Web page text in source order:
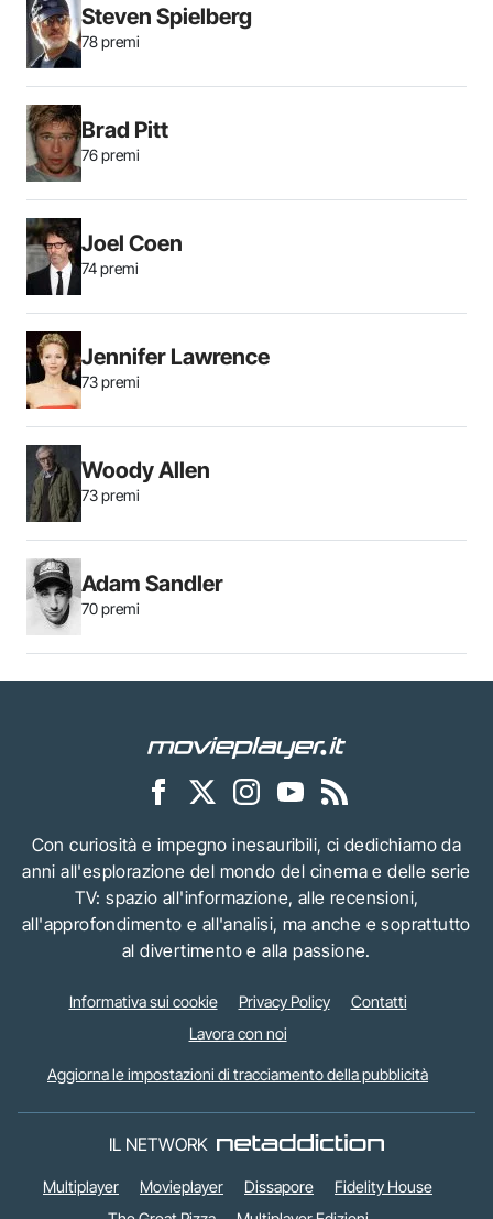
Steven Spielberg
78 premi
Brad Pitt
76 premi
Joel Coen
74 premi
Jennifer Lawrence
73 premi
Woody Allen
73 premi
Adam Sandler
70 premi
Con curiosità e impegno inesauribili, ci dedichiamo da
anni all'esplorazione del mondo del cinema e delle serie
TV: spazio all'informazione, alle recensioni,
all'approfondimento e all'analisi, ma anche e soprattutto
al divertimento e alla passione.
Informativa sui cookie Privacy Policy
Contatti
Lavora con noi
Aggiorna le impostazioni di tracciamento della pubblicità
IL NETWORK
Multiplayer Movieplayer Dissapore
Fidelity House